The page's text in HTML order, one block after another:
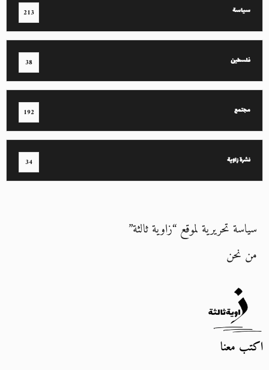
سياسة 213
فلسطين 38
مجتمع 192
نشرة زاوية 34
سياسة تحريرية لموقع “زاوية ثالثة”
من نحن
اكتب معنا